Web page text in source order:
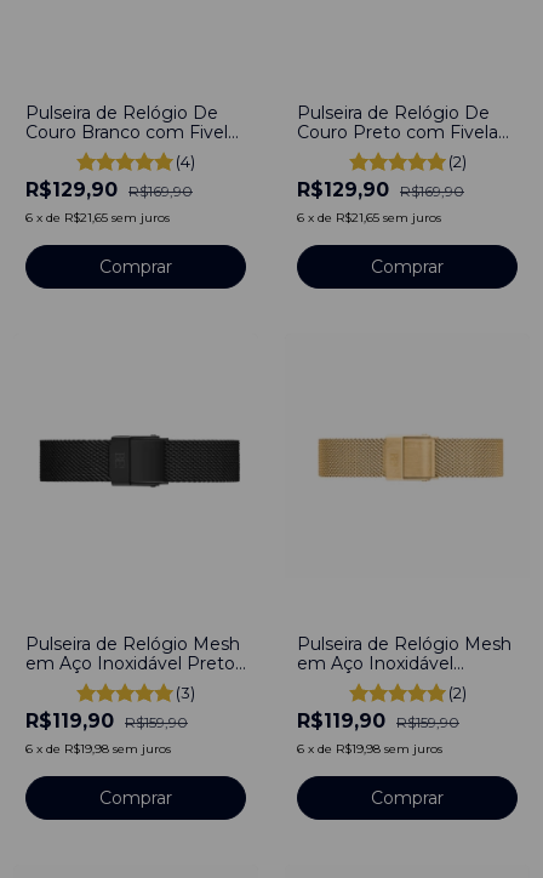
Pulseira de Relógio De
Couro Branco com Fivela
em Aço Inoxidável 16mm
(4)
R$129,90 R$169,90
6 x de R$21,65 sem juros
Comprar
Pulseira de Relógio De
Couro Preto com Fivela
em Aço Inoxidável 16mm
(2)
R$129,90 R$169,90
6 x de R$21,65 sem juros
Comprar
Pulseira de Relógio Mesh
em Aço Inoxidável Preto
(3)
R$119,90 R$159,90
6 x de R$19,98 sem juros
Comprar
Pulseira de Relógio Mesh
em Aço Inoxidável
Dourado 16mm
(2)
R$119,90 R$159,90
6 x de R$19,98 sem juros
Comprar